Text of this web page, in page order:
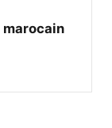
marocain